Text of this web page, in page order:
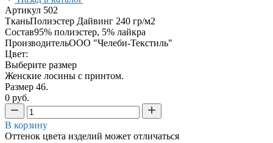
Артикул 502
ТканьПолиэстер Дайвинг 240 гр/м2
Состав95% полиэстер, 5% лайкра
ПроизводительООО "Челеби-Текстиль"
Цвет:
Выберите размер
Женские лосины с принтом.
Размер 46.
0 руб.
В корзину
Оттенок цвета изделий может отличаться